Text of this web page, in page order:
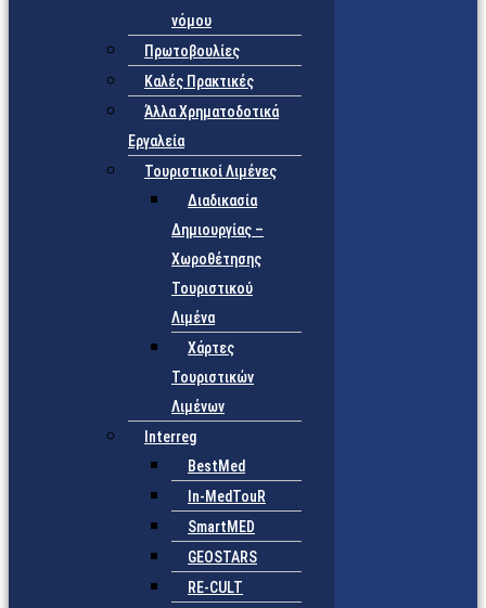
νόμου
Πρωτοβουλίες
Καλές Πρακτικές
Άλλα Χρηματοδοτικά
Εργαλεία
Τουριστικοί Λιμένες
Διαδικασία
Δημιουργίας –
Χωροθέτησης
Τουριστικού
Λιμένα
Χάρτες
Τουριστικών
Λιμένων
Interreg
BestMed
In-MedTouR
SmartMED
GEOSTARS
RE-CULT